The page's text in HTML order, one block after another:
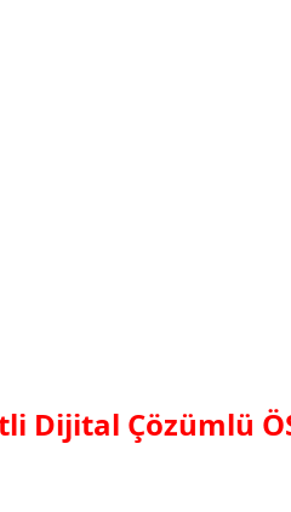
Dijital Çözümlü